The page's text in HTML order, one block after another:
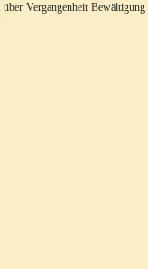
Vergangenheit